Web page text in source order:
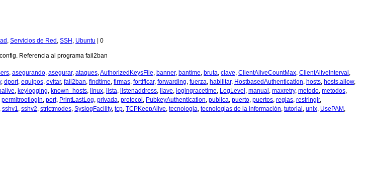
, Servicios de Red , SSH , Ubuntu 0
Referencia al programa fail2ban
, asegurando, asegurar, ataques,AuthorizedKeysFile, banner, bantime, bruta, clave, ClientAliveCountMax, ClientAliveInterval ,
, dport, equipos, evitar, fail2ban, findtime, firmas, fortificar, forwarding, fuerza, habilitar, HostbasedAuthentication, hosts, hosts.allow,
, keylogging, known_hosts, linux, lista, listenaddress, llave, logingracetime, LogLevel , manual , maxretry, metodo, metodos,
permitrootlogin, port, PrintLastLog, privada, protocol , PubkeyAuthentication, publica, puerto, puertos, reglas, restringir,
, sshv1, sshv2, strictmodes, SyslogFacility, tcp, TCPKeepAlive, tecnologia, tecnologias de la información, tutorial , unix, UsePAM ,